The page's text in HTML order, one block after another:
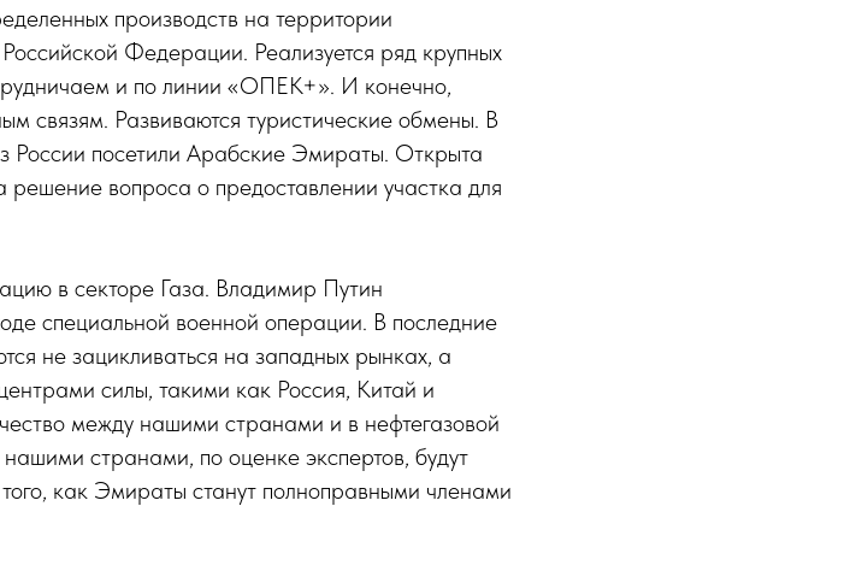
производств на территории
Федерации. Реализуется ряд крупных
и по линии «ОПЕК+». И конечно,
связям. Развиваются туристические обмены. В
России посетили Арабские Эмираты. Открыта
вопроса о предоставлении участка для
в секторе Газа. Владимир Путин
специальной военной операции. В последние
не зацикливаться на западных рынках, а
силы, такими как Россия, Китай и
между нашими странами и в нефтегазовой
странами, по оценке экспертов, будут
как Эмираты станут полноправными членами